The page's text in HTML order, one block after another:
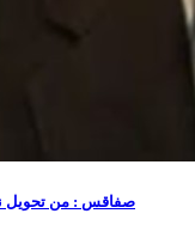
صفاقس : من تحويل